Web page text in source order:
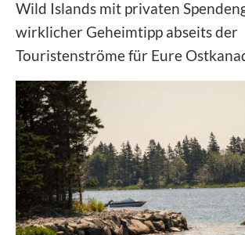
Wild Islands mit privaten
wirklicher Geheimtipp abseits der
Touristenströme für Eure